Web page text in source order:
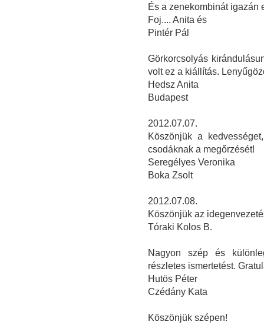
És a zenekombinát igazán
Foj.... Anita és
Pintér Pál
Görkorcsolyás
volt ez a kiállítás.
Hedsz Anita
Budapest
2012.07.07.
Köszönjük a
csodáknak a megőrzését!
Seregélyes Veronika
Boka Zsolt
2012.07.08.
Köszönjük az
Tóraki Kolos B.
Nagyon szép és
részletes ismertetést.
Hutös Péter
Czédány Kata
Köszönjük szépen!